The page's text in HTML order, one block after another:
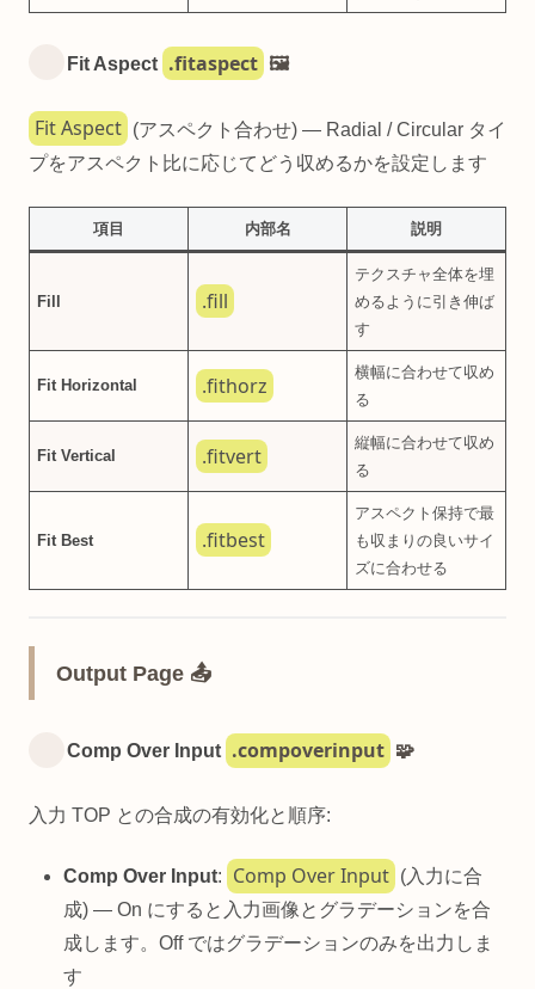
Fit Aspect .fitaspect 🖼️
Fit Aspect
(アスペクト合わせ) — Radial / Circular タイ
プをアスペクト比に応じてどう収めるかを設定します
項目 内部名 説明
Fill .fill
テクスチャ全体を埋
めるように引き伸ば
す
Fit Horizontal .fithorz
横幅に合わせて収め
る
Fit Vertical .fitvert
縦幅に合わせて収め
る
Fit Best .fitbest
アスペクト保持で最
も収まりの良いサイ
ズに合わせる
Output Page 📤
Comp Over Input .compoverinput 🧩
入力 TOP との合成の有効化と順序:
Comp Over Input: Comp Over Input (入力に合
成) — On にすると入力画像とグラデーションを合
成します。Off ではグラデーションのみを出力しま
す